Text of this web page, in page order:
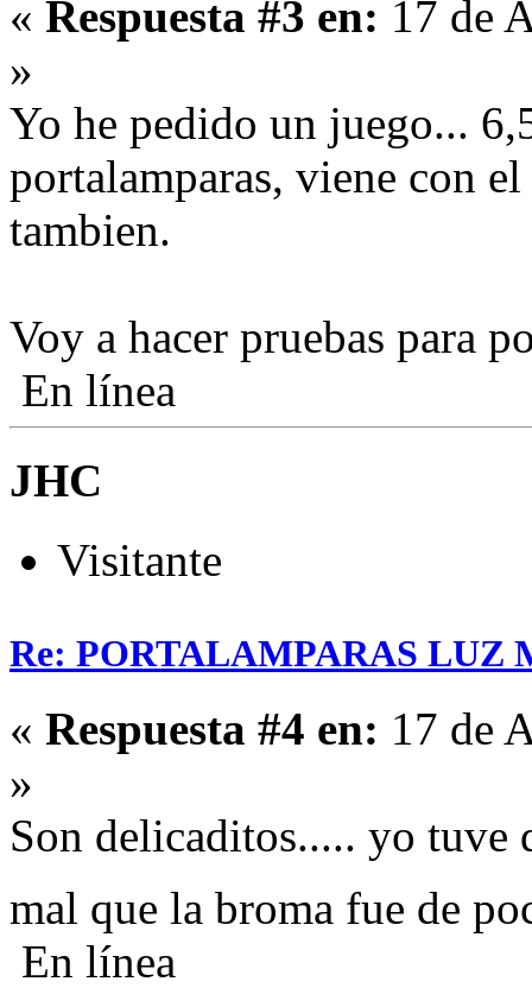
« Respuesta #3 en: 17 de
»
Yo he pedido un juego...
portalamparas, viene con
tambien.
Voy a hacer pruebas para
En línea
JHC
Visitante
Re: PORTALAMPARAS LUZ
« Respuesta #4 en: 17 de
»
Son delicaditos..... yo tuve
mal que la broma fue de
En línea